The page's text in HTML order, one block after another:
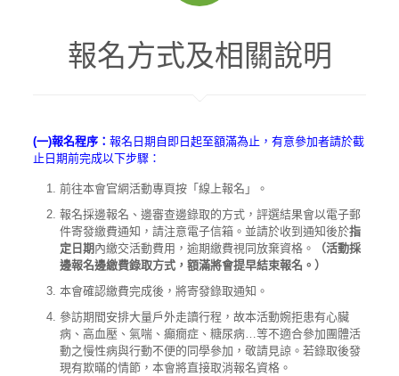
報名方式及相關說明
(一)報名程序： 報名日期自即日起至額滿為止，有意參加者請於截
止日期前完成以下步驟：
前往本會官網活動專頁按「線上報名」。
報名採邊報名、邊審查邊錄取的方式，評選結果會以電子郵
件寄發繳費通知，請注意電子信箱。並請於收到通知後於指
定日期 內繳交活動費用，逾期繳費視同放棄資格。
（活動採
邊報名邊繳費錄取方式，額滿將會提早結束報名。）
本會確認繳費完成後，將寄發錄取通知。
參訪期間安排大量戶外走讀行程，故本活動婉拒患有心臟
病、高血壓、氣喘、癲癇症、糖尿病…等不適合參加團體活
動之慢性病與行動不便的同學參加，敬請見諒。若錄取後發
現有欺暪的情節，本會將直接取消報名資格。